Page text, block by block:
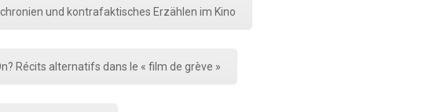
und kontrafaktisches Erzählen im Kino
Récits alternatifs dans le « film de grève »